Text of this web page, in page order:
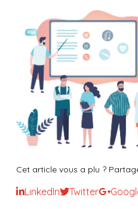
Cet article vous a plu ?
LinkedIn Twitter